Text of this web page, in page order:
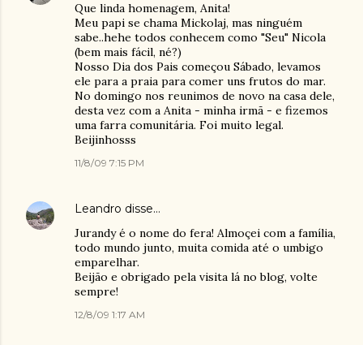
Que linda homenagem, Anita!
Meu papi se chama Mickolaj, mas ninguém
sabe..hehe todos conhecem como "Seu" Nicola
(bem mais fácil, né?)
Nosso Dia dos Pais começou Sábado, levamos
ele para a praia para comer uns frutos do mar.
No domingo nos reunimos de novo na casa dele,
desta vez com a Anita - minha irmã - e fizemos
uma farra comunitária. Foi muito legal.
Beijinhosss
11/8/09 7:15 PM
Leandro disse…
Jurandy é o nome do fera! Almoçei com a família,
todo mundo junto, muita comida até o umbigo
emparelhar.
Beijão e obrigado pela visita lá no blog, volte
sempre!
12/8/09 1:17 AM